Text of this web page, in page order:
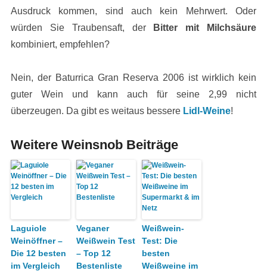
Ausdruck kommen, sind auch kein Mehrwert. Oder
würden Sie Traubensaft, der
Bitter mit Milchsäure
kombiniert, empfehlen?
Nein, der Baturrica Gran Reserva 2006 ist wirklich kein
guter Wein und kann auch für seine 2,99 nicht
überzeugen. Da gibt es weitaus bessere Lidl-Weine!
Weitere Weinsnob Beiträge
Laguiole
Weinöffner –
Die 12 besten
im Vergleich
Veganer
Weißwein Test
– Top 12
Bestenliste
Weißwein-
Test: Die
besten
Weißweine im